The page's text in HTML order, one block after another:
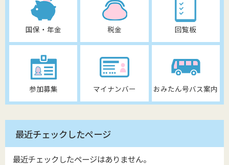
国保・年金 税金 回覧板
参加募集 マイナンバー おみたん号バス案内
最近チェックしたページ
最近チェックしたページはありません。